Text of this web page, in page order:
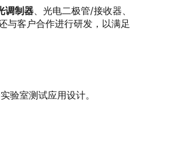
调制器、光电二极管/接收器、
与客户合作进行研发，以满足
验室测试应用设计。